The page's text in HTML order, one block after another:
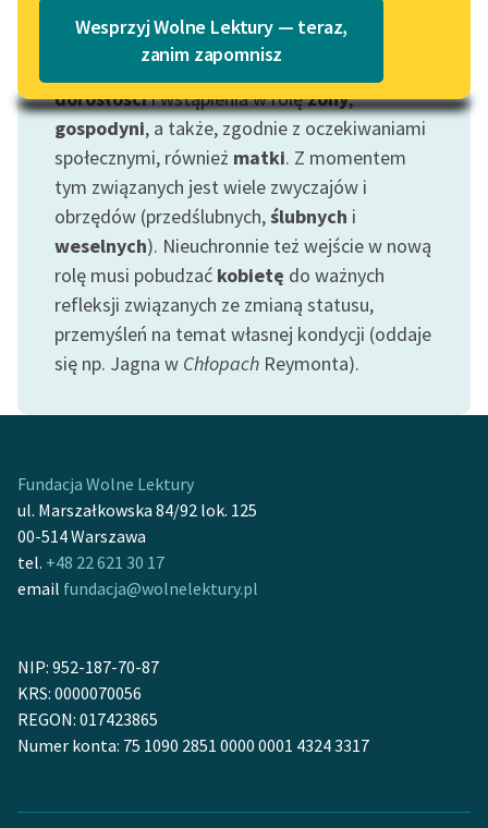
niepełnosprawnościami
E-kolekcja lektur
szkolnych i literatury do
słuchania dla uczennic i
uczniów z
niepełnosprawnościami
Feministyczne inspiracje.
Popularyzacja
skandynawskiej literatury
feministycznej
Ręce pełne poezji
twórców przechodzących
lektur szkolnych oraz
Starego Testamentu
Odkurzamy bohaterów
Szkoła Poezji Wolnych
O nas
Kontakt
O projekcie
Wesprzyj Wolne Lektury — teraz,
zanim zapomnisz
symbolizującą pewien punkt zwrotny w życiu
kobiety — moment przejścia od
dorosłościi wstąpienia w rolężony,
gospodyni, a także, zgodnie z oczekiwaniami
społecznymi, również matki. Z momentem
tym związanych jest wiele zwyczajów i
obrzędów (przedślubnych,ślubnych i
weselnych). Nieuchronnie też wejście w nową
rolę musi pobudzać kobietę do ważnych
refleksji związanych ze zmianą statusu,
przemyśleń na temat własnej kondycji (oddaje
się np. Jagna w Chłopach Reymonta).
Fundacja Wolne Lektury
ul. Marszałkowska 84/92 lok. 125
00-514 Warszawa
tel. +48 22 621 30 17
email fundacja@wolnelektury.pl
NIP: 952-187-70-87
KRS: 0000070056
REGON: 017423865
Numer konta: 75 1090 2851 0000 0001 4324 3317